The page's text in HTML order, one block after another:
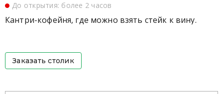
До открытия: более 2 часов
Кантри-кофейня, где можно взять стейк к вину.
Заказать столик